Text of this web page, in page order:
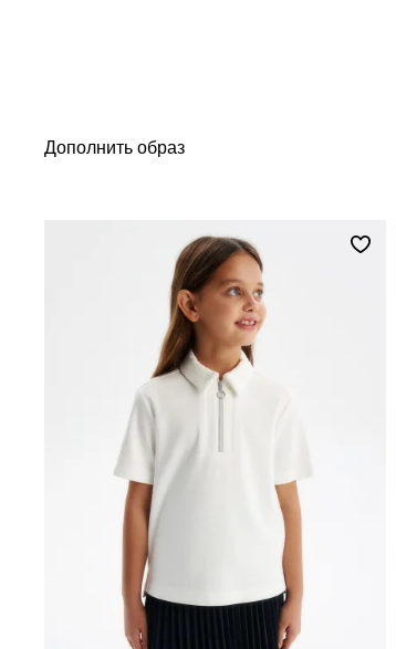
Дополнить образ